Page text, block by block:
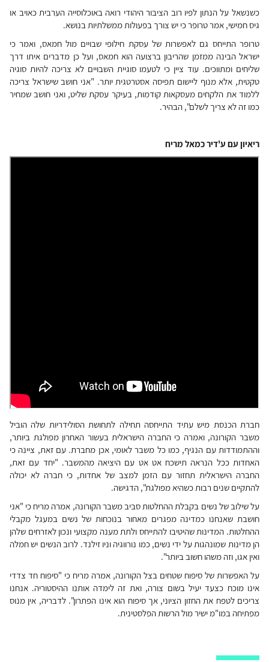
כשנשאל על הנתון לפיו רוב הציבור היהודי רואה באוכלוסייה הערבית כאויב או
גיס חמישי, אמר טרופר כי יש צורך בפעולות ממשלתיות בנושא.
טרופר התייחס גם לאפשרות של עסקת חילופי שבויים מול חמאס, ואמר כי
ישראל הבינה ממזמן שהריבון ברצועה הוא חמאס, ועל כן מדברים איתו דרך
שליחים ומתווכים. עוד ציין כי לטעמו סוגיית השבויים לא צריכה להיות סוגיה
טקטית, אלא מנוף ליישום תפיסה אסטרטגית יותר. "אני חושב שישראל צריכה
ללמוד את הלקחים מעסקאות קודמות, בעיקר עסקת שליט, ואני חושב שמחיר
כמו זה לא צריך לשלם", הבהיר.
ריאיון עם ע'דיר כמאל מריח
חברת הכנסת מיש עתיד התייחסה תחילה לתחושת הסולידריות שלה הוביל
משבר הקורונה, ואמרה כי החברה הישראלית בעשור האחרון מפולגת ביותר,
וההתמודדות עם הנגיף, כמו כל משבר לאומי, אכן מחברת. עם זאת, ציינה כי
האחדות ככל הנראה תישכח אט אט עם היציאה מהמשבר. "יחד עם זאת,
החברה הישראלית תחזור עם הזמן למצב של אחדות, כי חברה לא יכולה
להתקיים שנים רבות כשהיא מפולגת", הדגישה.
על שילוב של נשים בקבלת ההחלטות סביב משבר הקורונה, אמרה מריח כי "אני
חושבת שאנחנו כמדינה מפגרים מאחור בנוכחות של נשים במעגל מקבלי
ההחלטות. המדינות שהיטיבו להתייחס ולתת מענה מקצועי ונכון לאזרחים שלהן
הן מדינות שמונהגות על ידי נשים, כמו נורווגיה וניו זילנד. לרוב הנשים יש חמלה
ואין אגו, וזה משהו חשוב ביותר".
על האפשרות של סיפוח שטחים בצל הקורונה, אמרה מריח כי "סיפוח חד צדדי
אינו מוכח כצעד יעיל בשום צורה, ואת זה לימדה אותנו ההיסטוריה. אנחנו
צריכים לטפח את החזון הציוני, אך סיפוח הוא אינו הפתרון". לדבריה, אין מנוס
מפתיחה במו"מ ישיר מול הרשות הפלסטינית.